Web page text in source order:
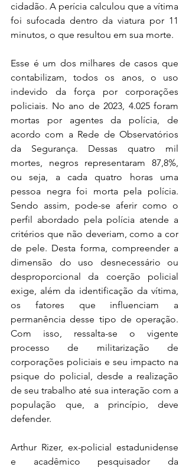
cidadão. A perícia calculou que a vítima
foi sufocada dentro da viatura por 11
minutos, o que resultou em sua morte.
Esse é um dos milhares de casos que
contabilizam, todos os anos, o uso
indevido da força por corporações
policiais. No ano de 2023, 4.025 foram
mortas por agentes da polícia, de
acordo com a Rede de Observatórios
da Segurança. Dessas quatro mil
mortes, negros representaram 87,8%,
ou seja, a cada quatro horas uma
pessoa negra foi morta pela polícia.
Sendo assim, pode-se aferir como o
perfil abordado pela polícia atende a
critérios que não deveriam, como a cor
de pele. Desta forma, compreender a
dimensão do uso desnecessário ou
desproporcional da coerção policial
exige, além da identificação da vítima,
os fatores que influenciam a
permanência desse tipo de operação.
Com isso, ressalta-se o vigente
processo de militarização de
corporações policiais e seu impacto na
psique do policial, desde a realização
de seu trabalho até sua interação com a
população que, a princípio, deve
defender.
Arthur Rizer, ex-policial estadunidense
e acadêmico pesquisador da